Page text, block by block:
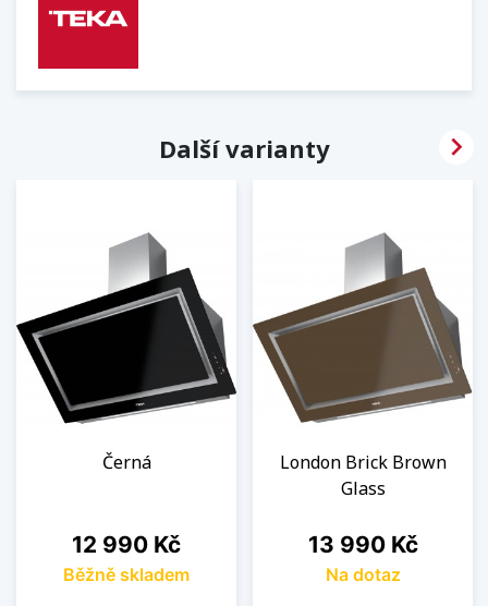
Další varianty
Černá
Cena
12 990 Kč
Běžně skladem
London Brick Brown
Glass
Cena
13 990 Kč
Na dotaz
